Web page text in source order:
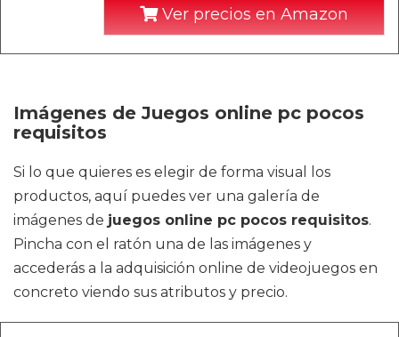
Ver precios en Amazon
Imágenes de Juegos online pc pocos
requisitos
Si lo que quieres es elegir de forma visual los
productos, aquí puedes ver una galería de
imágenes de juegos online pc pocos requisitos.
Pincha con el ratón una de las imágenes y
accederás a la adquisición online de videojuegos en
concreto viendo sus atributos y precio.